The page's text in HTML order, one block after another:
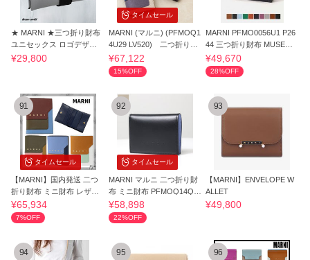
★ MARNI ★三つ折り財布
ユニセックス ロゴデザイ
ン
¥29,800
タイムセール
MARNI (マルニ) (PFMOQ1
4U29 LV520) 二つ折り財
布
¥67,122
15%OFF
MARNI PFMO0056U1 P26
44 三つ折り財布 MUSEO T
RIFOLD WALLET
¥49,670
28%OFF
タイムセール
91
【MARNI】国内発送 二つ
折り財布 ミニ財布 レザー
バイカラー
¥65,934
7%OFF
タイムセール
92
MARNI マルニ 二つ折り財
布 ミニ財布 PFMOQ14Q0
9P5298 国内発送
¥58,898
22%OFF
93
【MARNI】ENVELOPE W
ALLET
¥49,800
94 95 96